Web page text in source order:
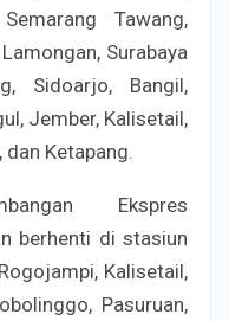
Tawang,
Surabaya
Sidoarjo, Bangil,
Jember, Kalisetail,
Ketapang.
Ekspres
berhenti di stasiun
Kalisetail,
Pasuruan,